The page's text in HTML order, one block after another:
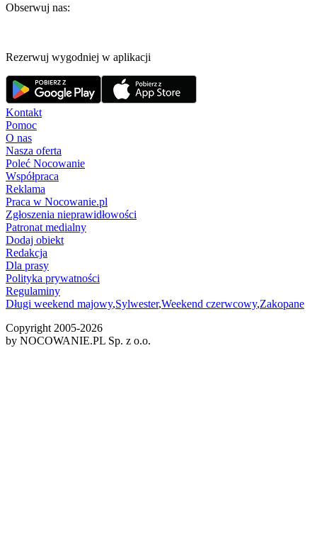
Obserwuj nas:
Rezerwuj wygodniej w aplikacji
Kontakt
Pomoc
O nas
Nasza oferta
Poleć Nocowanie
Współpraca
Reklama
Praca w Nocowanie.pl
Zgłoszenia nieprawidłowości
Patronat medialny
Dodaj obiekt
Redakcja
Dla prasy
Polityka prywatności
Regulaminy
Długi weekend majowy,Sylwester,Weekend czerwcowy,Zakopane
Copyright 2005-2026
by NOCOWANIE.PL Sp. z o.o.